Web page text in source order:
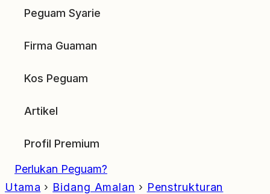
Peguam Syarie
Firma Guaman
Kos Peguam
Artikel
Profil Premium
Perlukan Peguam?
Utama › Bidang Amalan › Penstrukturan